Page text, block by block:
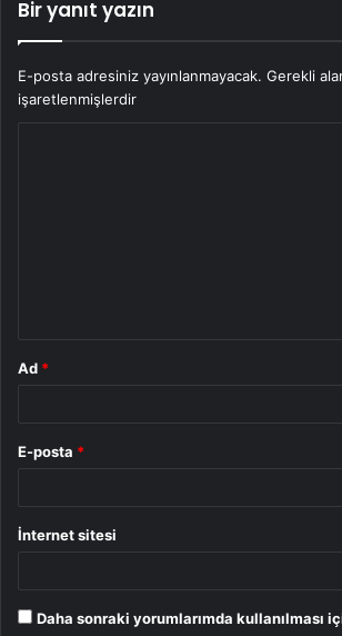
Bir yanıt yazın
E-posta adresiniz yayınlanmayacak. Gerekli
işaretlenmişlerdir
Ad *
E-posta *
İnternet sitesi
Daha sonraki yorumlarımda kullanılması